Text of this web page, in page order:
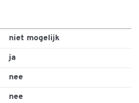
(1200, 1600 of 1800 mm) met
mm) en hoogte (735 mm)
niet mogelijk
ja
nee
nee